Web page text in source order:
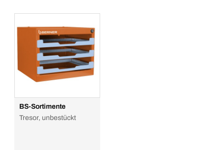
BS-Sortimente
Tresor, unbestückt